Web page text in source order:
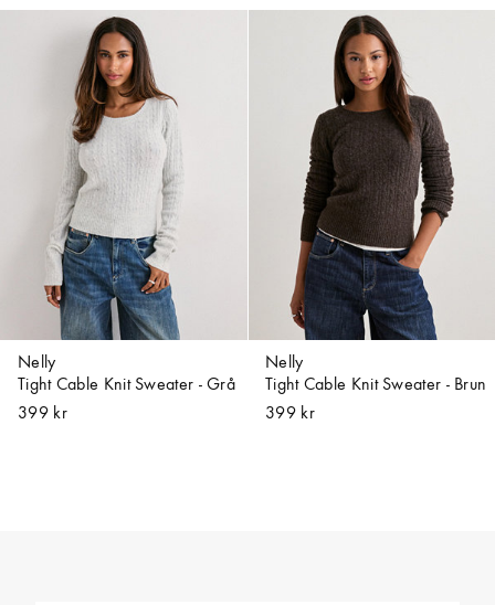
Nelly
Tight Cable Knit Sweater - Grå
399 kr
Nelly
Tight Cable Knit Sweater - Brun
399 kr